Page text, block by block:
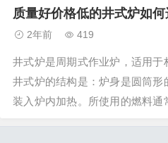
不起皮钢。2.极限和持久强度，
钢和铁素体钢属于不起皮钢...
质量好价格低的井式炉如
2年前 419
井式炉是周期式作业炉，适用于
井式炉的结构是：炉身是圆筒
装入炉内加热。所使用的燃料